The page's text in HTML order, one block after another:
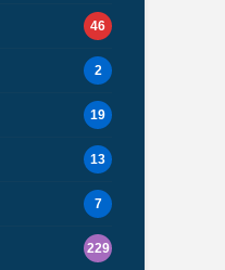
46
2
19
13
7
229